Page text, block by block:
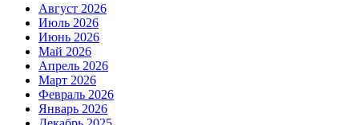
Август 2026
Июль 2026
Июнь 2026
Май 2026
Апрель 2026
Март 2026
Февраль 2026
Январь 2026